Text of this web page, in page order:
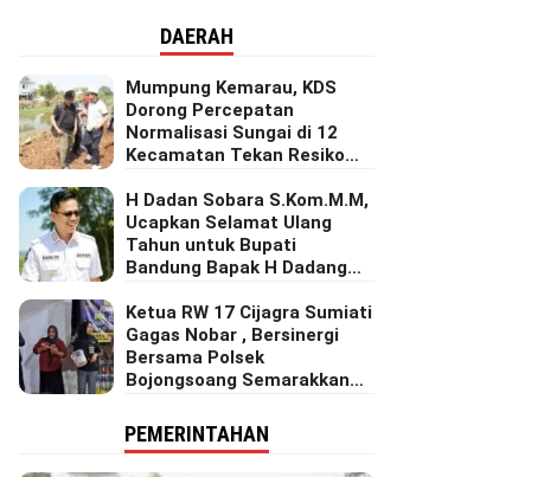
Riset Inovatif
DAERAH
Mumpung Kemarau, KDS
Dorong Percepatan
Normalisasi Sungai di 12
Kecamatan Tekan Resiko
H Dadan Sobara S.Kom.M.M,
Ucapkan Selamat Ulang
Tahun untuk Bupati
Bandung Bapak H Dadang
Ketua RW 17 Cijagra Sumiati
Gagas Nobar , Bersinergi
Bersama Polsek
Bojongsoang Semarakkan
PEMERINTAHAN